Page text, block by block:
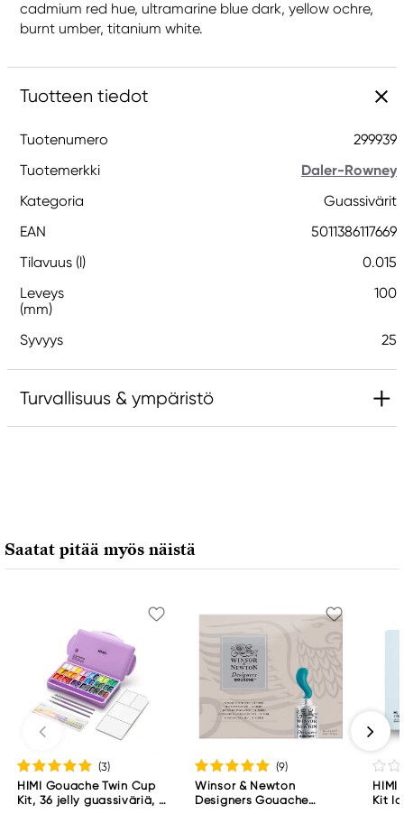
cadmium red hue, ultramarine blue dark, yellow ochre,
burnt umber, titanium white.
Tuotteen tiedot
Tuotenumero
299939
Tuotemerkki
Daler-Rowney
Kategoria
Guassivärit
EAN
5011386117669
Tilavuus (l)
0.015
Leveys
(mm)
100
Syvyys 25
Turvallisuus & ympäristö
20016 Pero (MI) Italy
fila@fila.it
Saatat pitää myös näistä
(3)
HIMI Gouache Twin Cup
Kit, 36 jelly guassiväriä, 3
(9)
Winsor & Newton
Designers Gouache
HIMI
Kit